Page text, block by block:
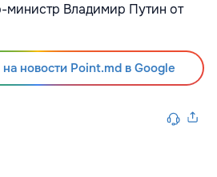
Владимир Путин от
новости Point.md в Google